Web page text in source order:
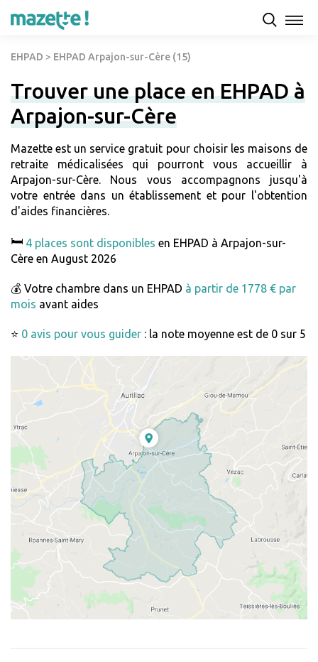
EHPAD > EHPAD Arpajon-sur-Cère (15)
Trouver une place en EHPAD à
Arpajon-sur-Cère
Mazette est un service gratuit pour choisir les maisons de
retraite médicalisées qui pourront vous accueillir à
Arpajon-sur-Cère. Nous vous accompagnons jusqu'à
votre entrée dans un établissement et pour l'obtention
d'aides financières.
🛏️ 4 places sont disponibles en EHPAD à Arpajon-sur-
Cère en August 2026
💰 Votre chambre dans un EHPAD à partir de 1778 € par
mois avant aides
⭐ 0 avis pour vous guider : la note moyenne est de 0 sur 5